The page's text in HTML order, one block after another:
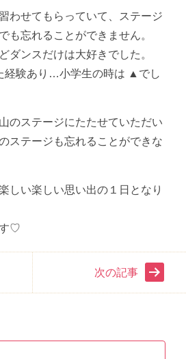
わせてもらっていて、ステージ
も忘れることができません。
ダンスだけは大好きでした。
経験あり…小学生の時は ▲でし
のステージにたたせていただい
ステージも忘れることができな
しい楽しい思い出の１日となり
す♡
次の記事